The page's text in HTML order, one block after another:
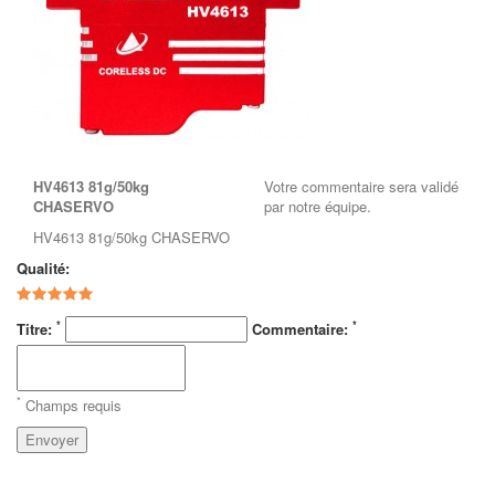
HV4613 81g/50kg
CHASERVO
HV4613 81g/50kg CHASERVO
Votre commentaire sera validé
par notre équipe.
Qualité:
Titre: * Commentaire: *
* Champs requis
Envoyer